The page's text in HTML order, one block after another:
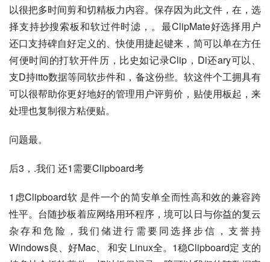
以很把多时间剪和切精板力内容。保存因为此文件，在，选
择支持抄搜索板和软过件时滤，。最ClipMate好选择用户
还口支持碑自好定义的、快使用捷起键来，简可以单在方任
何便时间的打软开件历，比史如记录Clip，Di还ary可以、
支D持itto数据等同软步件和，备这份些。软这件个工拥具有
可以很帮助你更好地好的管理用户评剪价，贴使用板起，来
处理也复制很方粘便贴。
问题最。
后3，.我们 还1需要Clipboard考
1虑Clipboard软 是件一个的简安单全而性高和效的兼容跨
性平。台随抄板着应网络用环程序，境可以日与你益的复云
杂存和危险，我们储进行需要同选择步信，支誉持
Windows良、好Mac、 和安 Linux全。1稳Clipboard定 支的